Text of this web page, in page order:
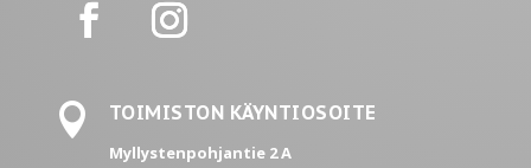
 TOIMISTON KÄYNTIOSOITE
Myllystenpohjantie 2 A